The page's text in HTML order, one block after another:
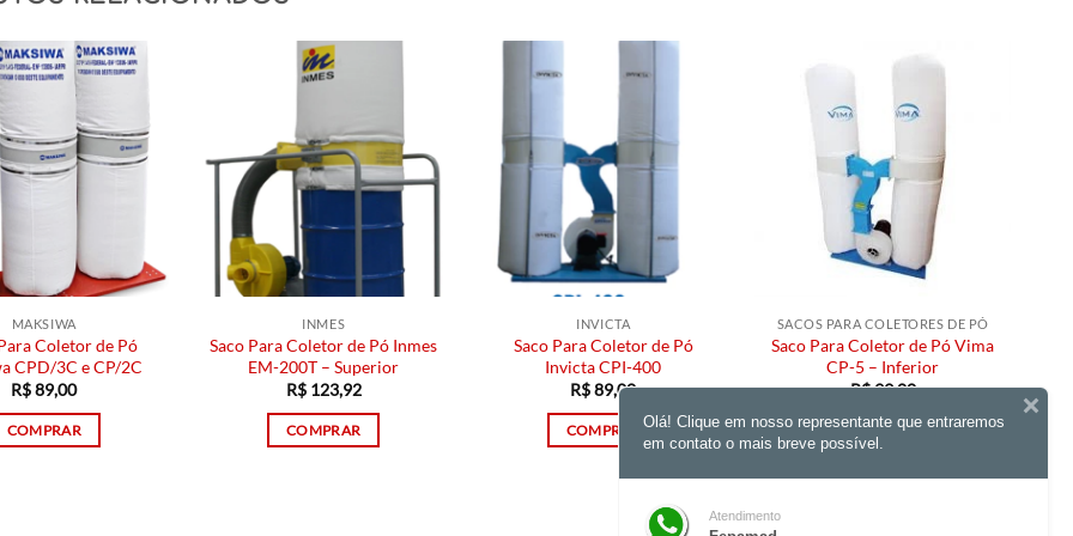
MAKSIWA
Coletor de Pó
CPD/3C e CP/2C
R$89,00
COMPRAR
INMES
Saco Para Coletor de Pó Inmes
EM-200T – Superior
R$123,92
COMPRAR
INVICTA
Saco Para Coletor de Pó
Invicta CPI-400
R$89,00
COMPRAR
SACOS PARA COLETORES DE PÓ
Saco Para Coletor de Pó Vima
CP-5 – Inferior
R$99,00
COMPRAR
Olá! Clique em nosso representante que entraremos
em contato o mais breve possível.
Atendimento